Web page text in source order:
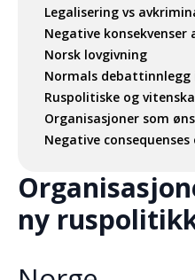
Legalisering vs
Negative konsekvenser
Norsk lovgivning
Normals debattinnlegg
Ruspolitiske og
Organisasjoner som
Negative
ny